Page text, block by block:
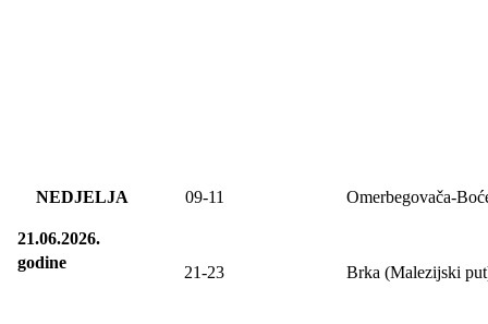
NEDJELJA
21.06.2026.
godine
09-11 Omerbegovača-
21-23 Brka (Malezijski